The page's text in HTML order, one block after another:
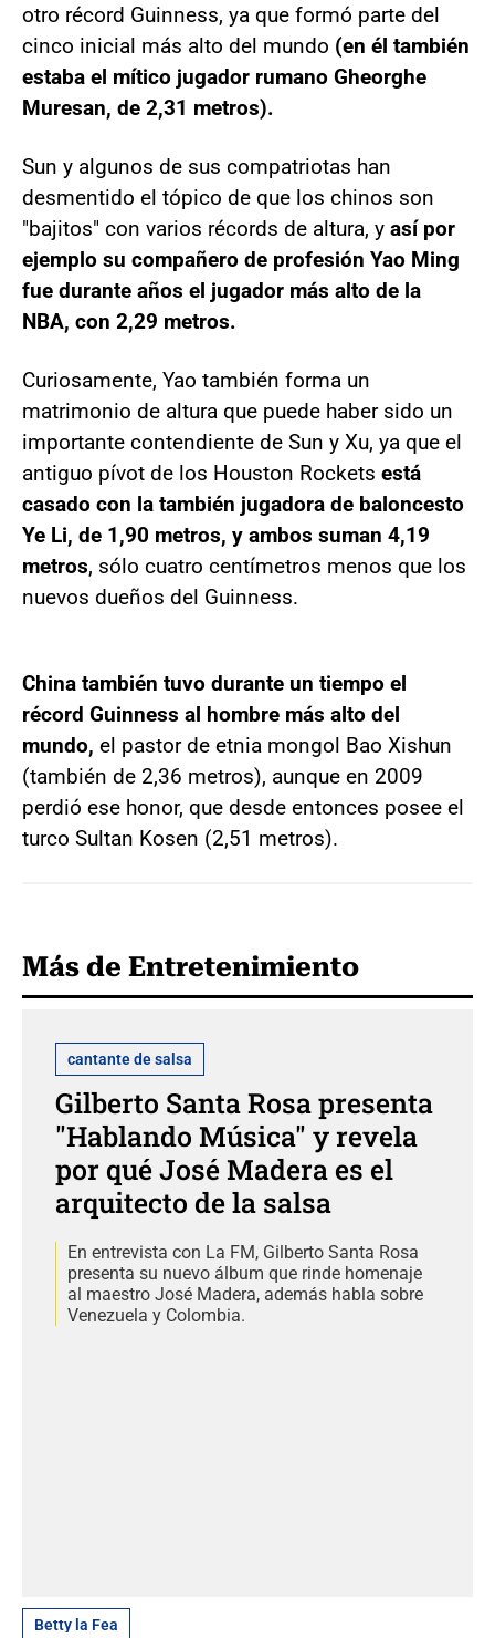
otro récord Guinness, ya que formó parte del
cinco inicial más alto del mundo (en él también
estaba el mítico jugador rumano Gheorghe
Muresan, de 2,31 metros).
Sun y algunos de sus compatriotas han
desmentido el tópico de que los chinos son
"bajitos" con varios récords de altura, y así por
ejemplo su compañero de profesión Yao Ming
fue durante años el jugador más alto de la
NBA, con 2,29 metros.
Curiosamente, Yao también forma un
matrimonio de altura que puede haber sido un
importante contendiente de Sun y Xu, ya que el
antiguo pívot de los Houston Rockets está
casado con la también jugadora de baloncesto
Ye Li, de 1,90 metros, y ambos suman 4,19
metros, sólo cuatro centímetros menos que los
nuevos dueños del Guinness.
China también tuvo durante un tiempo el
récord Guinness al hombre más alto del
mundo, el pastor de etnia mongol Bao Xishun
(también de 2,36 metros), aunque en 2009
perdió ese honor, que desde entonces posee el
turco Sultan Kosen (2,51 metros).
Más de Entretenimiento
cantante de salsa
Gilberto Santa Rosa presenta
"Hablando Música" y revela
por qué José Madera es el
arquitecto de la salsa
En entrevista con La FM, Gilberto Santa Rosa
presenta su nuevo álbum que rinde homenaje
al maestro José Madera, además habla sobre
Venezuela y Colombia.
Betty la Fea